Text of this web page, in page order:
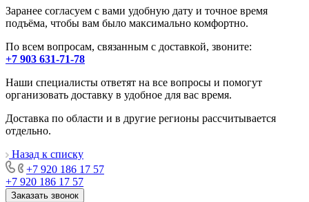
Заранее согласуем с вами удобную дату и точное время
подъёма, чтобы вам было максимально комфортно.
По всем вопросам, связанным с доставкой, звоните:
+7 903 631-71-78
Наши специалисты ответят на все вопросы и помогут
организовать доставку в удобное для вас время.
Доставка по области и в другие регионы рассчитывается
отдельно.
Назад к списку
+7 920 186 17 57
+7 920 186 17 57
Заказать звонок